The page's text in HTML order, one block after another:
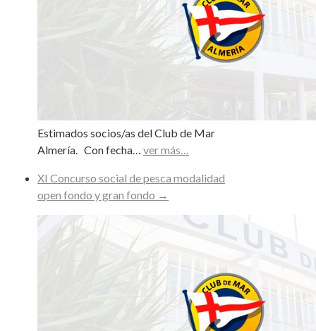
Estimados socios/as del Club de Mar
Almería. Con fecha… ver más…
XI Concurso social de pesca modalidad
open fondo y gran fondo →